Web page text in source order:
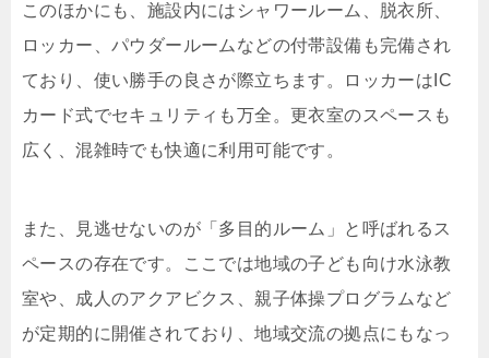
このほかにも、施設内にはシャワールーム、脱衣所、
ロッカー、パウダールームなどの付帯設備も完備され
ており、使い勝手の良さが際立ちます。ロッカーはIC
カード式でセキュリティも万全。更衣室のスペースも
広く、混雑時でも快適に利用可能です。
また、見逃せないのが「多目的ルーム」と呼ばれるス
ペースの存在です。ここでは地域の子ども向け水泳教
室や、成人のアクアビクス、親子体操プログラムなど
が定期的に開催されており、地域交流の拠点にもなっ